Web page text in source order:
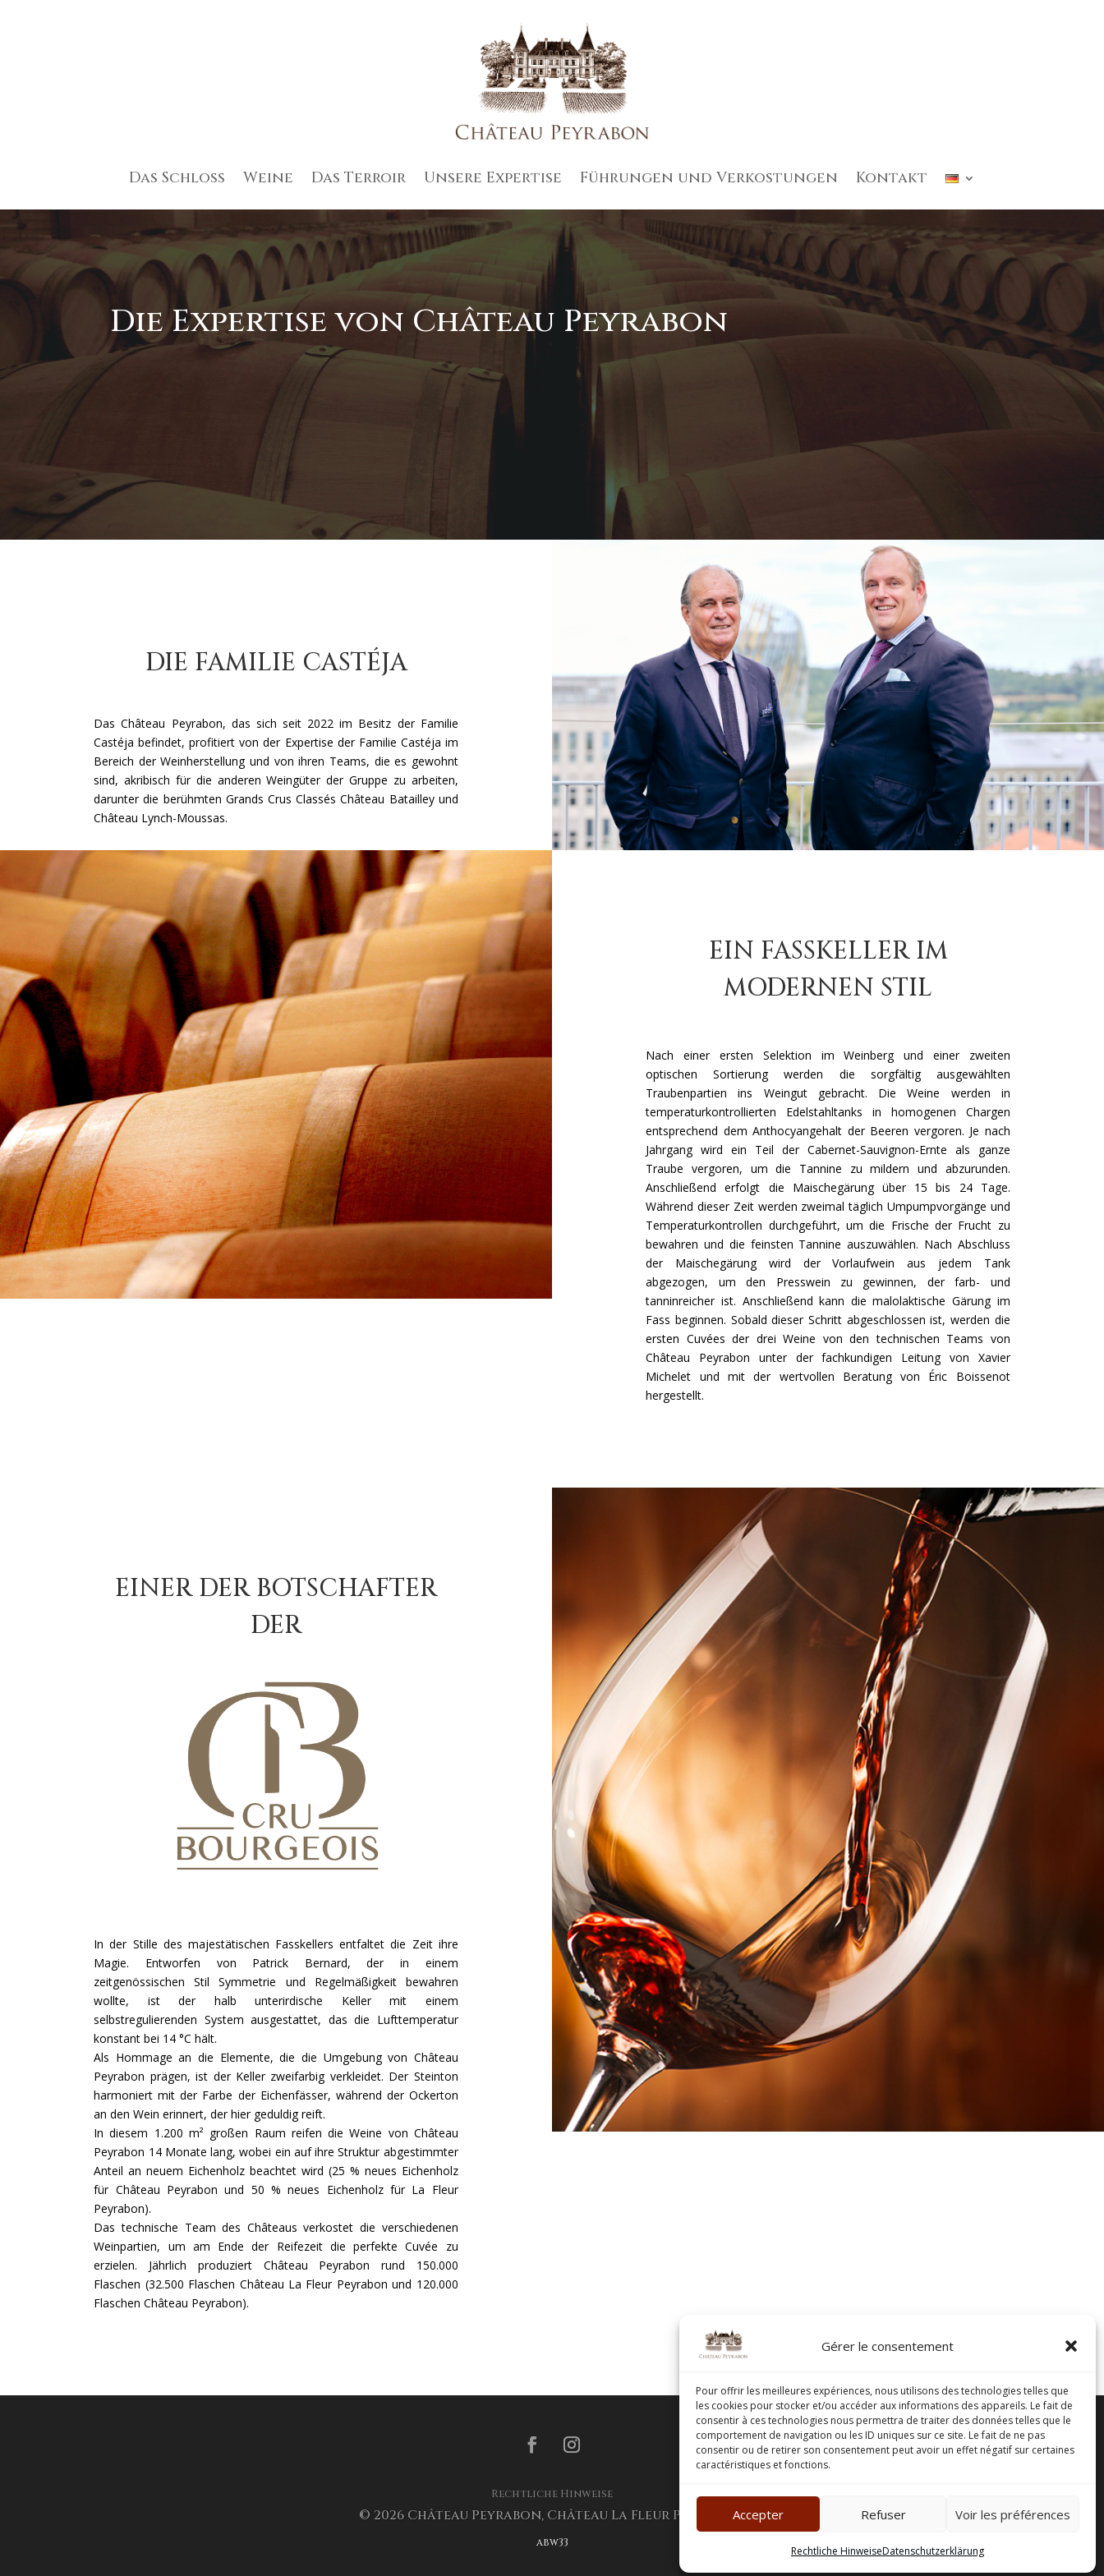
Gérer le consentement
Pour offrir les meilleures expériences, nous utilisons des technologies telles que
les cookies pour stocker et/ou accéder aux informations des appareils. Le fait de
consentir à ces technologies nous permettra de traiter des données telles que le
comportement de navigation ou les ID uniques sur ce site. Le fait de ne pas
consentir ou de retirer son consentement peut avoir un effet négatif sur certaines
caractéristiques et fonctions.
Accepter Refuser Voir les préférences
Rechtliche HinweiseDatenschutzerklärung
Das Schloss Weine Das Terroir Unsere Expertise Führungen und Verkostungen Kontakt
Die Expertise von Château Peyrabon
DIE FAMILIE CASTÉJA
Das Château Peyrabon, das sich seit 2022 im Besitz der Familie
Castéja befindet, profitiert von der Expertise der Familie Castéja im
Bereich der Weinherstellung und von ihren Teams, die es gewohnt
sind, akribisch für die anderen Weingüter der Gruppe zu arbeiten,
darunter die berühmten Grands Crus Classés Château Batailley und
Château Lynch-Moussas.
EIN FASSKELLER IM
MODERNEN STIL
Nach einer ersten Selektion im Weinberg und einer zweiten
optischen Sortierung werden die sorgfältig ausgewählten
Traubenpartien ins Weingut gebracht. Die Weine werden in
temperaturkontrollierten Edelstahltanks in homogenen Chargen
entsprechend dem Anthocyangehalt der Beeren vergoren. Je nach
Jahrgang wird ein Teil der Cabernet-Sauvignon-Ernte als ganze
Traube vergoren, um die Tannine zu mildern und abzurunden.
Anschließend erfolgt die Maischegärung über 15 bis 24 Tage.
Während dieser Zeit werden zweimal täglich Umpumpvorgänge und
Temperaturkontrollen durchgeführt, um die Frische der Frucht zu
bewahren und die feinsten Tannine auszuwählen. Nach Abschluss
der Maischegärung wird der Vorlaufwein aus jedem Tank
abgezogen, um den Presswein zu gewinnen, der farb- und
tanninreicher ist. Anschließend kann die malolaktische Gärung im
Fass beginnen. Sobald dieser Schritt abgeschlossen ist, werden die
ersten Cuvées der drei Weine von den technischen Teams von
Château Peyrabon unter der fachkundigen Leitung von Xavier
Michelet und mit der wertvollen Beratung von Éric Boissenot
hergestellt.
EINER DER BOTSCHAFTER
DER
In der Stille des majestätischen Fasskellers entfaltet die Zeit ihre
Magie. Entworfen von Patrick Bernard, der in einem
zeitgenössischen Stil Symmetrie und Regelmäßigkeit bewahren
wollte, ist der halb unterirdische Keller mit einem
selbstregulierenden System ausgestattet, das die Lufttemperatur
konstant bei 14 °C hält.
Als Hommage an die Elemente, die die Umgebung von Château
Peyrabon prägen, ist der Keller zweifarbig verkleidet. Der Steinton
harmoniert mit der Farbe der Eichenfässer, während der Ockerton
an den Wein erinnert, der hier geduldig reift.
In diesem 1.200 m² großen Raum reifen die Weine von Château
Peyrabon 14 Monate lang, wobei ein auf ihre Struktur abgestimmter
Anteil an neuem Eichenholz beachtet wird (25 % neues Eichenholz
für Château Peyrabon und 50 % neues Eichenholz für La Fleur
Peyrabon).
Das technische Team des Châteaus verkostet die verschiedenen
Weinpartien, um am Ende der Reifezeit die perfekte Cuvée zu
erzielen. Jährlich produziert Château Peyrabon rund 150.000
Flaschen (32.500 Flaschen Château La Fleur Peyrabon und 120.000
Flaschen Château Peyrabon).
Rechtliche Hinweise
© 2026 Château Peyrabon, Château La Fleur Peyrabon.
abw33